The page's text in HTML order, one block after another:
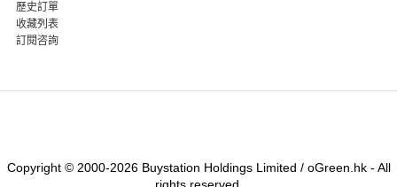
歷史訂單
收藏列表
訂閱咨詢
Copyright © 2000-2026 Buystation Holdings Limited / oGreen.hk - All